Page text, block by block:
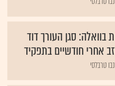
בוואלה: סגן העורך דוד
אחרי חודשיים בתפקיד
נבו טרבלסי